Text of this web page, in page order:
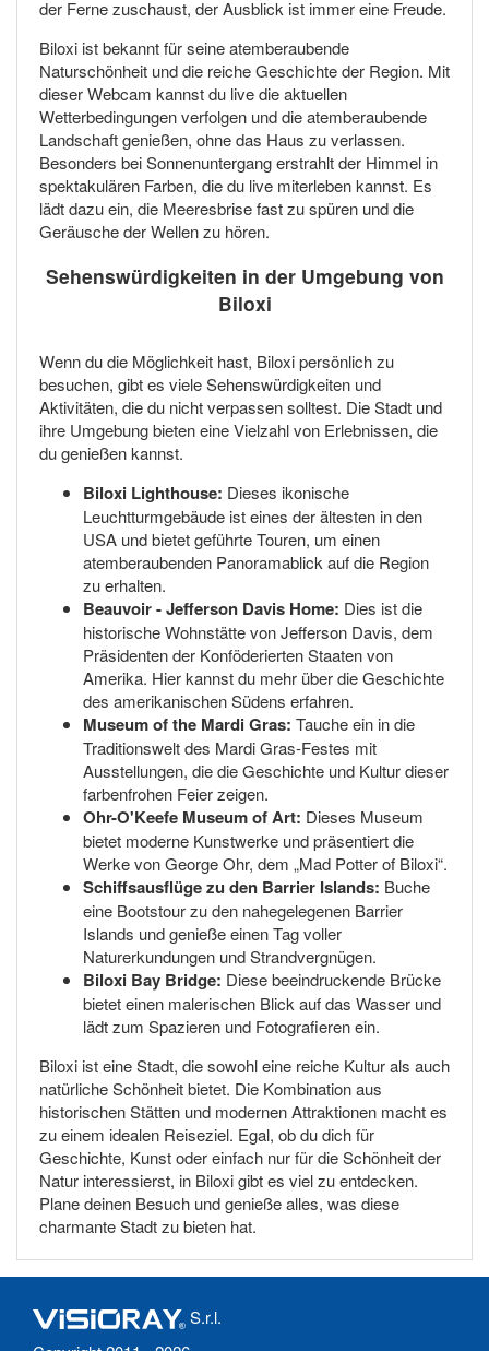
der Ferne zuschaust, der Ausblick ist immer eine Freude.
Biloxi ist bekannt für seine atemberaubende
Naturschönheit und die reiche Geschichte der Region. Mit
dieser Webcam kannst du live die aktuellen
Wetterbedingungen verfolgen und die atemberaubende
Landschaft genießen, ohne das Haus zu verlassen.
Besonders bei Sonnenuntergang erstrahlt der Himmel in
spektakulären Farben, die du live miterleben kannst. Es
lädt dazu ein, die Meeresbrise fast zu spüren und die
Geräusche der Wellen zu hören.
Sehenswürdigkeiten in der Umgebung von
Biloxi
Wenn du die Möglichkeit hast, Biloxi persönlich zu
besuchen, gibt es viele Sehenswürdigkeiten und
Aktivitäten, die du nicht verpassen solltest. Die Stadt und
ihre Umgebung bieten eine Vielzahl von Erlebnissen, die
du genießen kannst.
Biloxi Lighthouse: Dieses ikonische
Leuchtturmgebäude ist eines der ältesten in den
USA und bietet geführte Touren, um einen
atemberaubenden Panoramablick auf die Region
zu erhalten.
Beauvoir - Jefferson Davis Home: Dies ist die
historische Wohnstätte von Jefferson Davis, dem
Präsidenten der Konföderierten Staaten von
Amerika. Hier kannst du mehr über die Geschichte
des amerikanischen Südens erfahren.
Museum of the Mardi Gras: Tauche ein in die
Traditionswelt des Mardi Gras-Festes mit
Ausstellungen, die die Geschichte und Kultur dieser
farbenfrohen Feier zeigen.
Ohr-O'Keefe Museum of Art: Dieses Museum
bietet moderne Kunstwerke und präsentiert die
Werke von George Ohr, dem „Mad Potter of Biloxi“.
Schiffsausflüge zu den Barrier Islands: Buche
eine Bootstour zu den nahegelegenen Barrier
Islands und genieße einen Tag voller
Naturerkundungen und Strandvergnügen.
Biloxi Bay Bridge: Diese beeindruckende Brücke
bietet einen malerischen Blick auf das Wasser und
lädt zum Spazieren und Fotografieren ein.
Biloxi ist eine Stadt, die sowohl eine reiche Kultur als auch
natürliche Schönheit bietet. Die Kombination aus
historischen Stätten und modernen Attraktionen macht es
zu einem idealen Reiseziel. Egal, ob du dich für
Geschichte, Kunst oder einfach nur für die Schönheit der
Natur interessierst, in Biloxi gibt es viel zu entdecken.
Plane deinen Besuch und genieße alles, was diese
charmante Stadt zu bieten hat.
S.r.l.